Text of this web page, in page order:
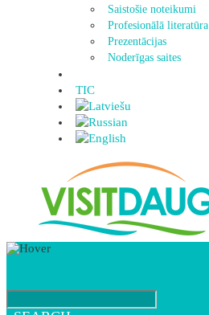
Saistošie noteikumi
Profesionālā literatūra
Prezentācijas
Noderīgas saites
TIC